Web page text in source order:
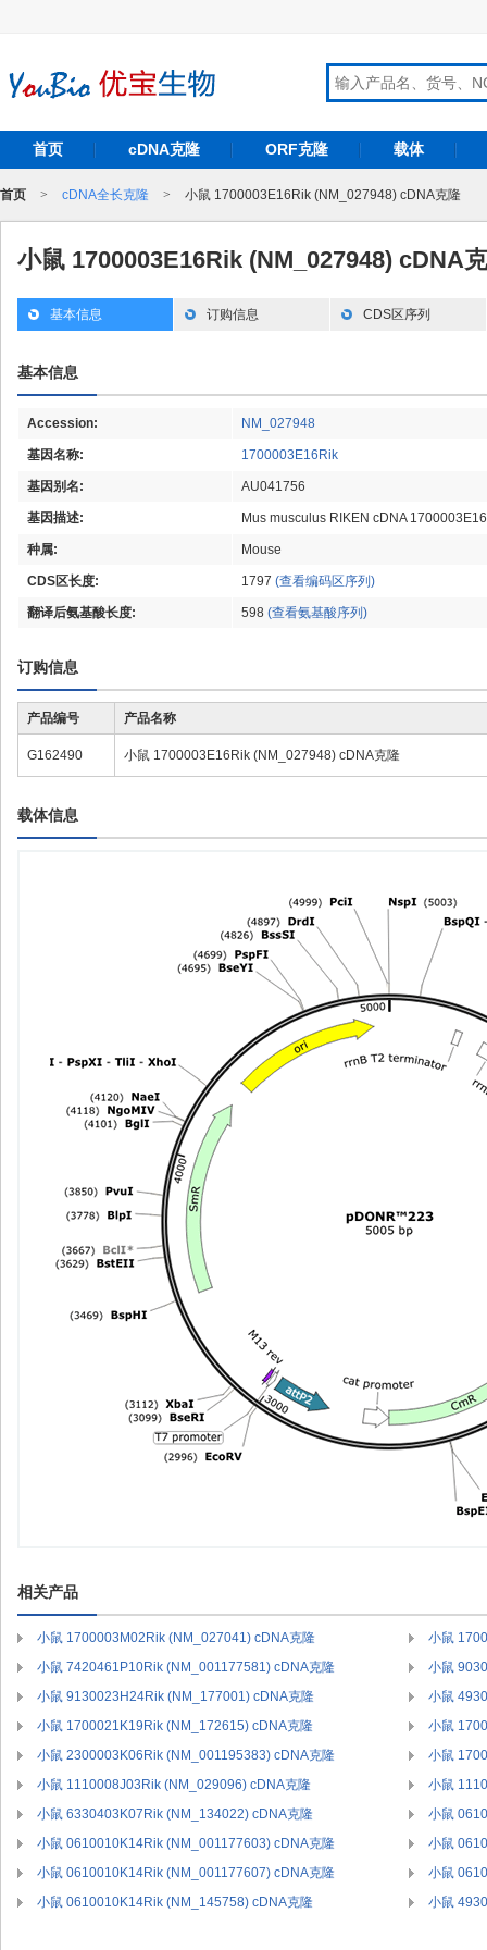
首页 cDNA克隆 ORF克隆 载体
首页 > cDNA全长克隆 > 小鼠 1700003E16Rik (NM_027948) cDNA克隆
小鼠 1700003E16Rik (NM_027948) cDNA
基本信息 订购信息 CDS区序列
基本信息
Accession: NM_027948
基因名称: 1700003E16Rik
基因别名: AU041756
基因描述: Mus musculus RIKEN cDNA
种属: Mouse
CDS区长度: 1797 (查看编码区序列)
翻译后氨基酸长度: 598 (查看氨基酸序列)
订购信息
产品编号 产品名称
G162490 小鼠 1700003E16Rik (NM_027948) cDNA克隆
载体信息
相关产品
小鼠 1700003M02Rik (NM_027041) cDNA克隆
小鼠
小鼠 7420461P10Rik (NM_001177581) cDNA克隆
小鼠
小鼠 9130023H24Rik (NM_177001) cDNA克隆
小鼠
小鼠 1700021K19Rik (NM_172615) cDNA克隆
小鼠
小鼠 2300003K06Rik (NM_001195383) cDNA克隆
小鼠
小鼠 1110008J03Rik (NM_029096) cDNA克隆
小鼠
小鼠 6330403K07Rik (NM_134022) cDNA克隆
小鼠
小鼠 0610010K14Rik (NM_001177603) cDNA克隆
小鼠
小鼠 0610010K14Rik (NM_001177607) cDNA克隆
小鼠
小鼠 0610010K14Rik (NM_145758) cDNA克隆
小鼠